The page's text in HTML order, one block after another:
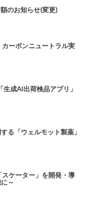
のお知らせ(変更)
ーボンニュートラル実
成AI出荷検品アプリ」
る「ウェルモット製薬」
ケーター」を開発・導
～